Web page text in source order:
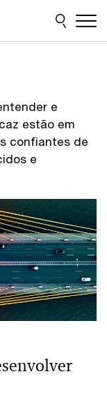
e
estão em
confiantes de
e